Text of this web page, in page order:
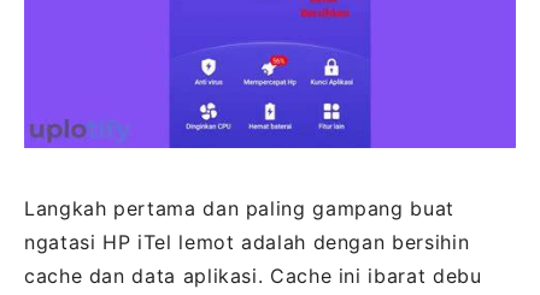
Langkah pertama dan paling gampang buat
ngatasi HP iTel lemot adalah dengan bersihin
cache dan data aplikasi. Cache ini ibarat debu